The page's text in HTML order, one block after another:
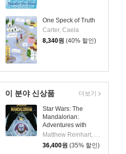
One Speck of Truth
Carter, Caela
8,340원 (40% 할인)
이 분야 신상품
Star Wars: The
Mandalorian:
Adventures with
Grogu: Pop-Up
Storybook
Matthew Reinhart, S.T. Bende
36,400원 (35% 할인)
더보기